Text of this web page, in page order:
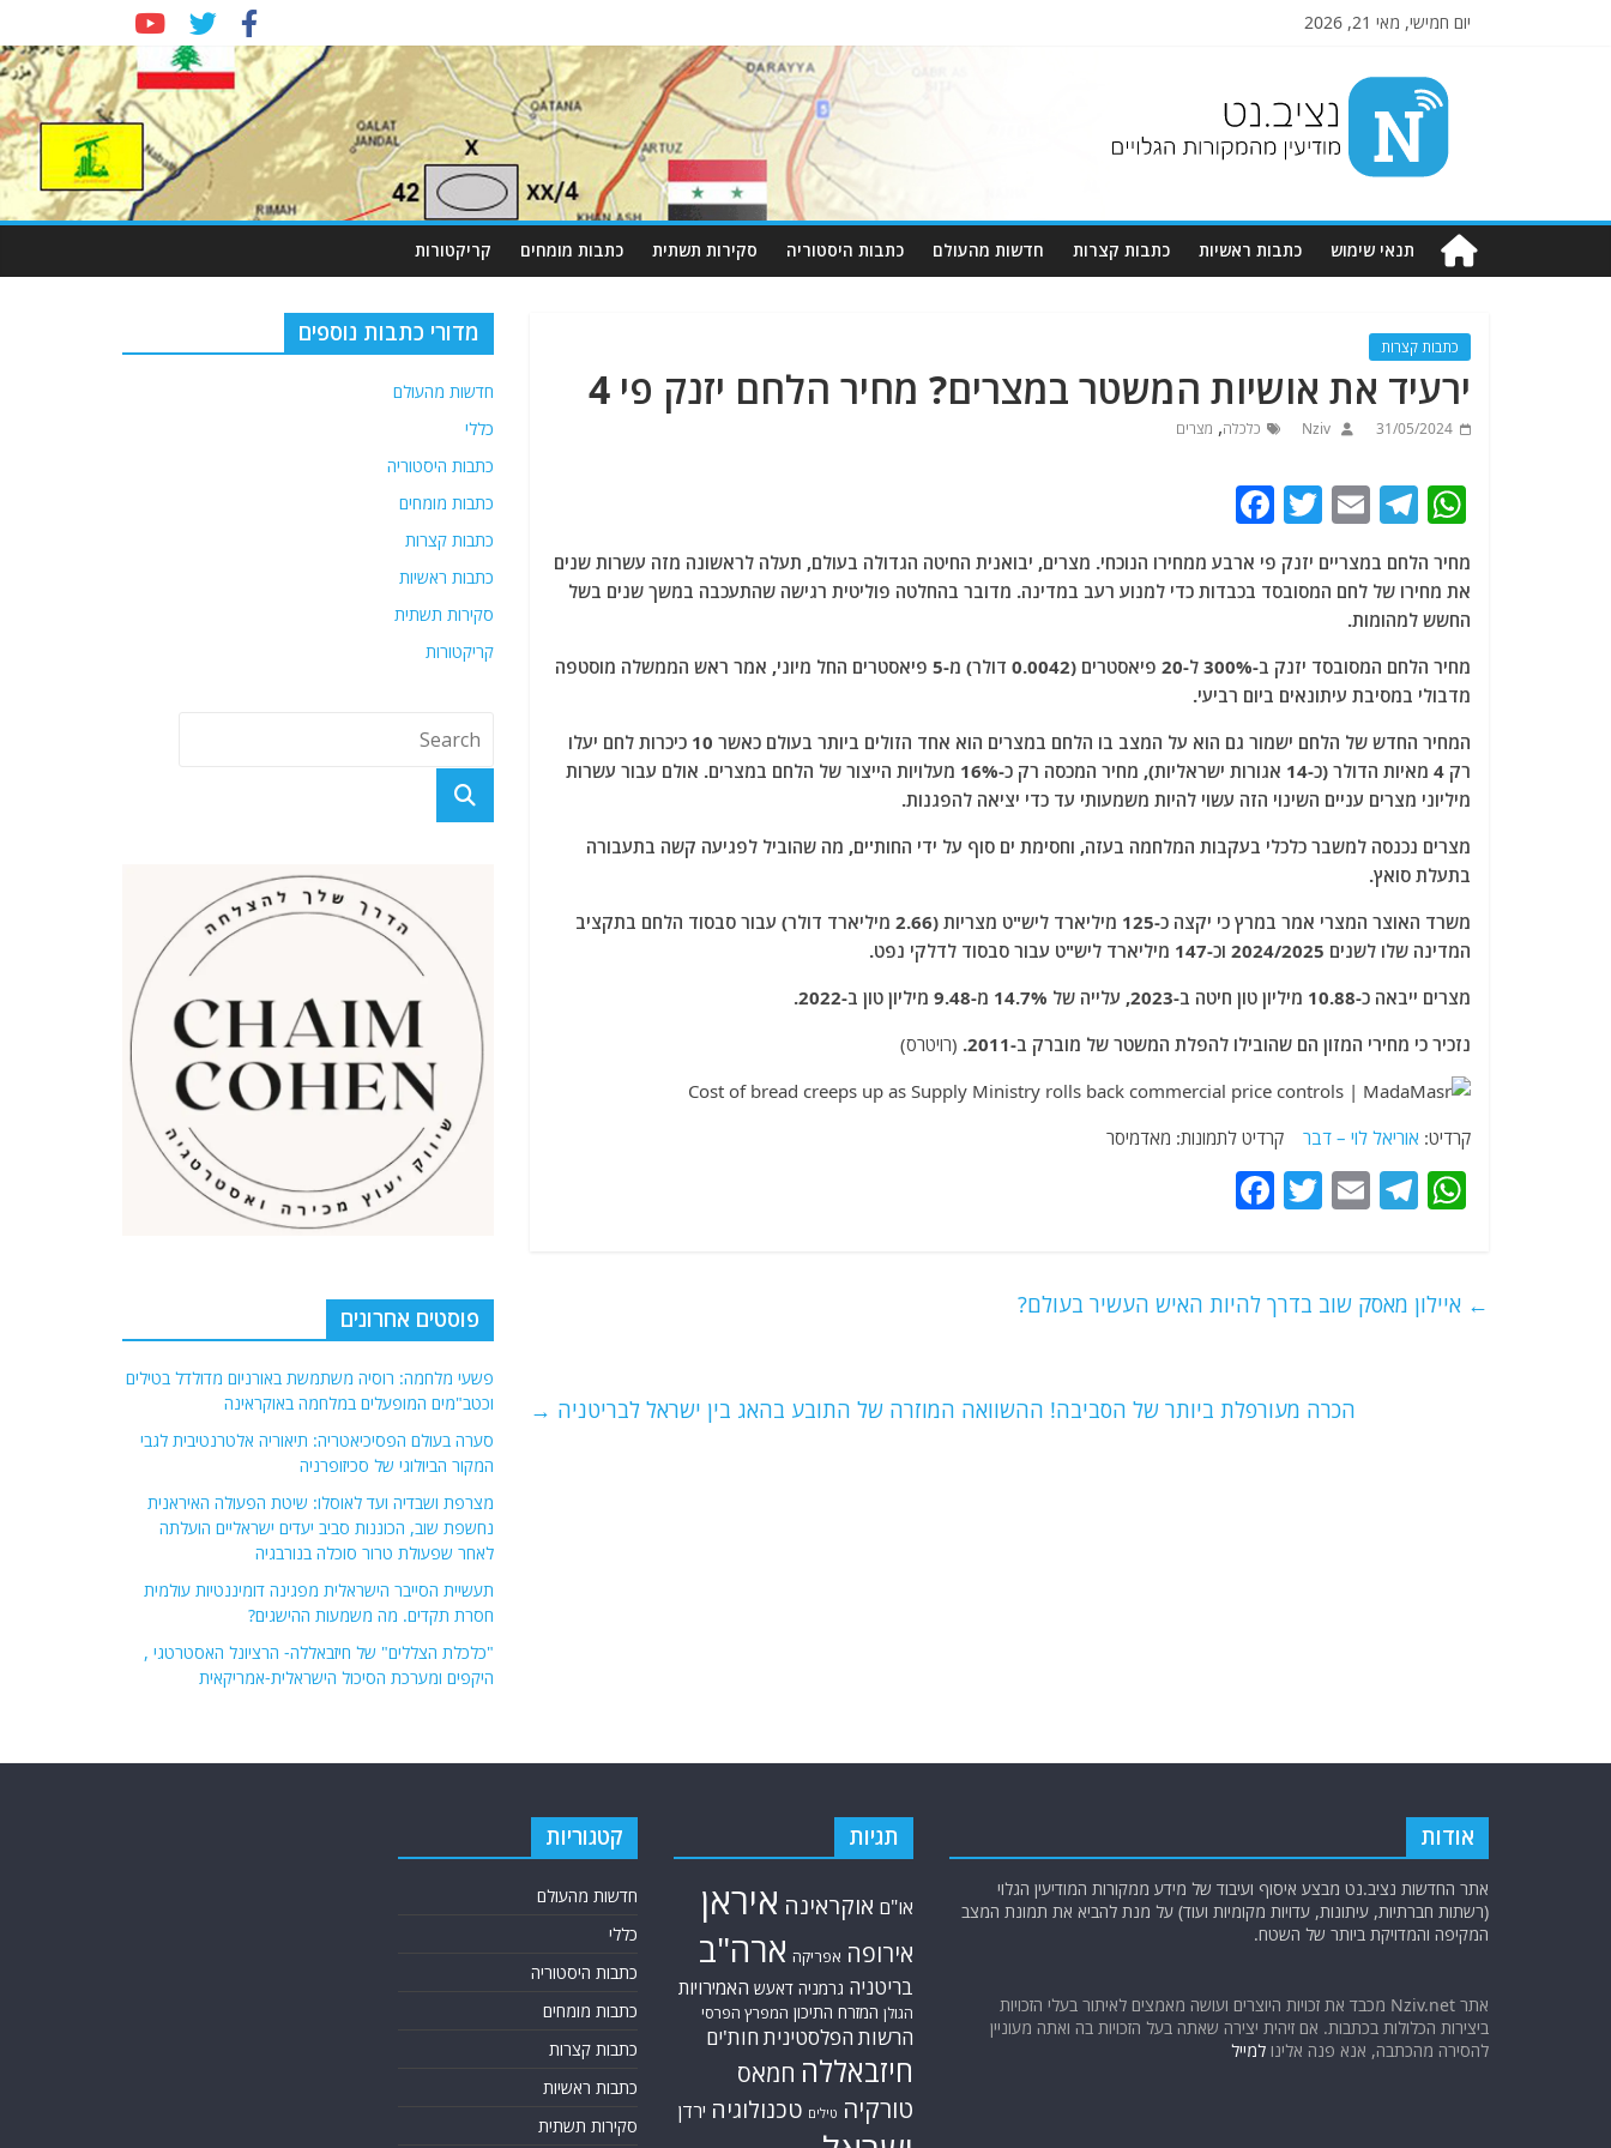
יום חמישי, מאי 21, 2026
Nziv.net
מודיעין
מהמקורות
תנאי שימוש כתבות ראשיות כתבות קצרות חדשות מהעולם כתבות היסטוריה סקירות תשתית כתבות מומחים קריקטורות
כתבות קצרות
ירעיד את אושיות המשטר במצרים? מחיר הלחם יזנק פי 4
31/05/2024
Nziv כלכלה, מצרים
W
h
at
s
A
p
p
T
e
g
ra
m
E
ai
T
itt
c
b
o
o
k
מחיר הלחם במצריים יזנק פי ארבע ממחירו הנוכחי. מצרים, יבואנית החיטה הגדולה בעולם, תעלה לראשונה מזה עשרות שנים
את מחירו של לחם המסובסד בכבדות כדי למנוע רעב במדינה. מדובר בהחלטה פוליטית רגישה שהתעכבה במשך שנים בשל
החשש למהומות.
מחיר הלחם המסובסד יזנק ב-300% ל-20 פיאסטרים (0.0042 דולר) מ-5 פיאסטרים החל מיוני, אמר ראש הממשלה מוסטפה
מדבולי במסיבת עיתונאים ביום רביעי.
המחיר החדש של הלחם ישמור גם הוא על המצב בו הלחם במצרים הוא אחד הזולים ביותר בעולם כאשר 10 כיכרות לחם יעלו
רק 4 מאיות הדולר (כ-14 אגורות ישראליות), מחיר המכסה רק כ-16% מעלויות הייצור של הלחם במצרים. אולם עבור עשרות
מיליוני מצרים עניים השינוי הזה עשוי להיות משמעותי עד כדי יציאה להפגנות.
מצרים נכנסה למשבר כלכלי בעקבות המלחמה בעזה, וחסימת ים סוף על ידי החות'ים, מה שהוביל לפגיעה קשה בתעבורה
בתעלת סואץ.
משרד האוצר המצרי אמר במרץ כי יקצה כ-125 מיליארד ליש"ט מצריות (2.66 מיליארד דולר) עבור סבסוד הלחם בתקציב
המדינה שלו לשנים 2024/2025 וכ-147 מיליארד ליש"ט עבור סבסוד לדלקי נפט.
מצרים ייבאה כ-10.88 מיליון טון חיטה ב-2023, עלייה של 14.7% מ-9.48 מיליון טון ב-2022.
נזכיר כי מחירי המזון הם שהובילו להפלת המשטר של מוברק ב-2011.
(רויטרס)
קרדיט: אוריאל לוי – דבר קרדיט לתמונות: מאדמיסר
W
s
T
g
E
l
T
er
e
o
← איילון מאסק שוב בדרך להיות האיש העשיר בעולם?
הכרה מעורפלת ביותר של הסביבה! ההשוואה המוזרה של התובע בהאג בין ישראל לבריטניה →
מדורי כתבות נוספים
חדשות מהעולם
כללי
כתבות היסטוריה
כתבות מומחים
כתבות קצרות
כתבות ראשיות
סקירות תשתית
קריקטורות
פוסטים אחרונים
פשעי מלחמה: רוסיה משתמשת באורניום מדולדל בטילים
וכטב"מים המופעלים במלחמה באוקראינה
סערה בעולם הפסיכיאטריה: תיאוריה אלטרנטיבית לגבי
המקור הביולוגי של סכיזופרניה
מצרפת ושבדיה ועד לאוסלו: שיטת הפעולה האיראנית
נחשפת שוב, הכוננות סביב יעדים ישראליים הועלתה
לאחר שפעולת טרור סוכלה בנורבגיה
תעשיית הסייבר הישראלית מפגינה דומיננטיות עולמית
חסרת תקדים. מה משמעות ההישגים?
"כלכלת הצללים" של חיזבאללה- הרציונל האסטרטגי ,
היקפים ומערכת הסיכול הישראלית-אמריקאית
אודות
אתר החדשות נציב.נט מבצע איסוף ועיבוד של מידע ממקורות המודיעין הגלוי
(רשתות חברתיות, עיתונות, עדויות מקומיות ועוד) על מנת להביא את תמונת המצב
המקיפה והמדויקת ביותר של השטח.
אתר Nziv.net מכבד את זכויות היוצרים ועושה מאמצים לאיתור בעלי הזכויות
ביצירות הכלולות בכתבות. אם זיהית יצירה שאתה בעל הזכויות בה ואתה מעוניין
להסירה מהכתבה, אנא פנה אלינו למייל
תגיות
או"ם אוקראינה איראן
אירופה אפריקה ארה"ב
בריטניה גרמניה דאעש האמירויות
הגולן המזרח התיכון המפרץ הפרסי
הרשות הפלסטינית חות'ים
חיזבאללה חמאס
טורקיה טילים טכנולוגיה ירדן
קטגוריות
חדשות מהעולם
כללי
כתבות היסטוריה
כתבות מומחים
כתבות קצרות
כתבות ראשיות
סקירות תשתית